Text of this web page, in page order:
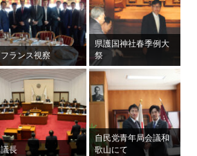
フランス視察
県護国神社春季例大
祭
議長
自民党青年局会議和
歌山にて